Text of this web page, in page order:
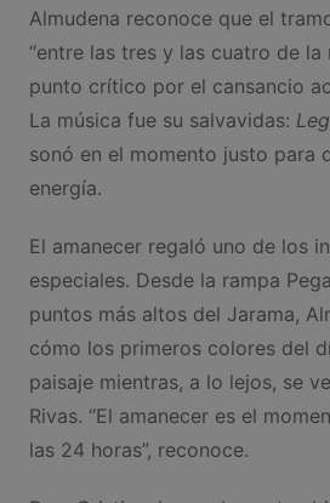
Almudena reconoce que el
“entre las tres y las cuatro de la
punto crítico por el cansancio
La música fue su salvavidas:
sonó en el momento justo para
energía.
El amanecer regaló uno de los
especiales. Desde la rampa
puntos más altos del Jarama,
cómo los primeros colores del
paisaje mientras, a lo lejos, se
Rivas. “El amanecer es el
las 24 horas”, reconoce.